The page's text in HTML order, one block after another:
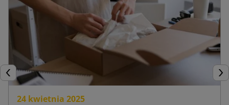
Précédent
24 kwietnia 2025